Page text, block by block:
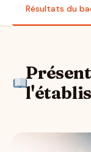
Résultats du